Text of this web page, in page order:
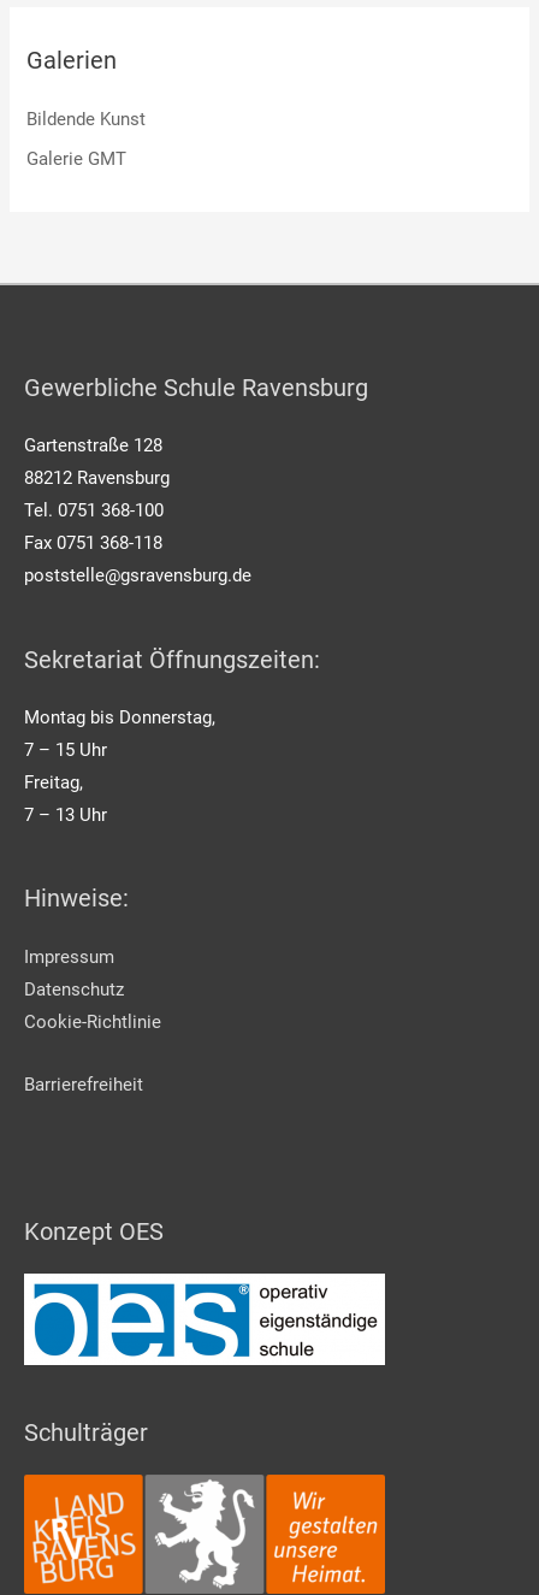
Galerien
Bildende Kunst
Galerie GMT
Gewerbliche Schule Ravensburg
Gartenstraße 128
88212 Ravensburg
Tel. 0751 368-100
Fax 0751 368-118
poststelle@gsravensburg.de
Sekretariat Öffnungszeiten:
Montag bis Donnerstag,
7 – 15 Uhr
Freitag,
7 – 13 Uhr
Hinweise:
Impressum
Datenschutz
Cookie-Richtlinie
Barrierefreiheit
Konzept OES
Schulträger